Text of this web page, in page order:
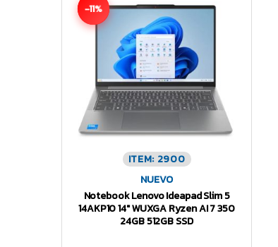
-11%
ITEM: 2900
NUEVO
Notebook Lenovo Ideapad Slim 5
14AKP10 14″ WUXGA Ryzen AI 7 350
24GB 512GB SSD